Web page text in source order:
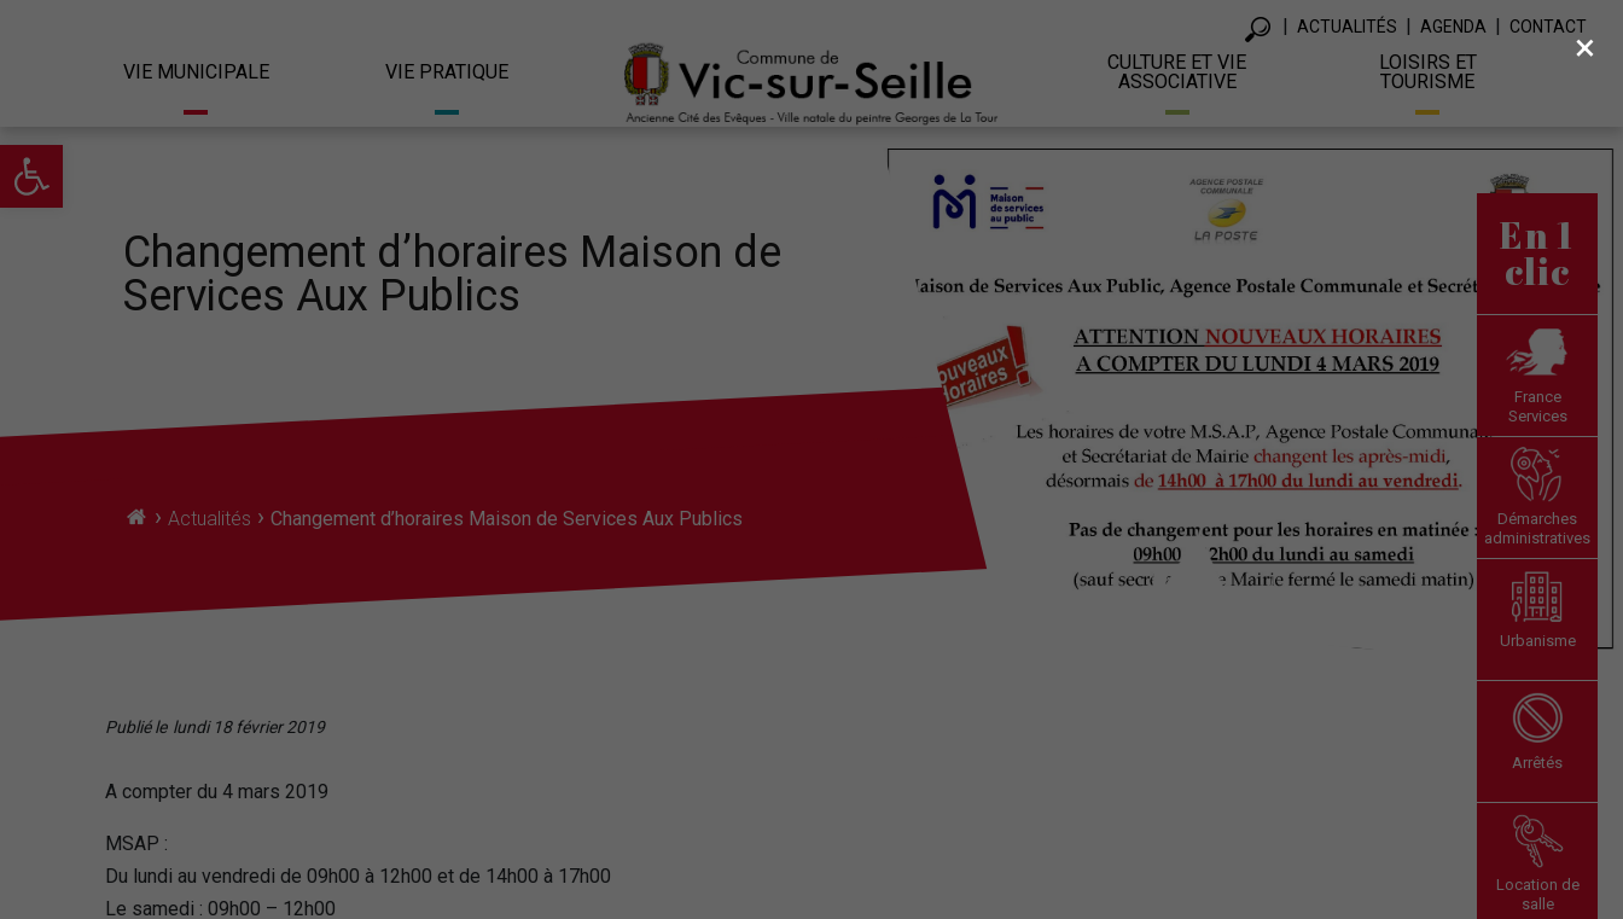
Ouvrir la barre d’outils
ACTUALITÉS AGENDA CONTACT
VIE MUNICIPALE VIE PRATIQUE
CULTURE ET VIE
ASSOCIATIVE
LOISIRS ET
TOURISME
En 1
clic
France
Services
Démarches
administratives
Urbanisme
Arrêtés
Location de
salle
Changement d’horaires Maison de
Services Aux Publics
› Actualités › Changement d’horaires Maison de Services Aux Publics
Publié le lundi 18 février 2019
A compter du 4 mars 2019
MSAP :
Du lundi au vendredi de 09h00 à 12h00 et de 14h00 à 17h00
Le samedi : 09h00 – 12h00
×